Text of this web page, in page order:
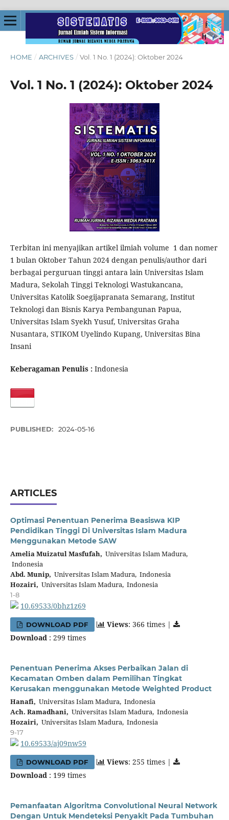
HOME / ARCHIVES / Vol. 1 No. 1 (2024): Oktober 2024
Vol. 1 No. 1 (2024): Oktober 2024
Terbitan ini menyajikan artikel ilmiah volume 1 dan nomer
1 bulan Oktober Tahun 2024 dengan penulis/author dari
berbagai perguruan tinggi antara lain Universitas Islam
Madura, Sekolah Tinggi Teknologi Wastukancana,
Universitas Katolik Soegijapranata Semarang, Institut
Teknologi dan Bisnis Karya Pembangunan Papua,
Universitas Islam Syekh Yusuf, Universitas Graha
Nusantara, STIKOM Uyelindo Kupang, Universitas Bina
Insani
Keberagaman Penulis : Indonesia
PUBLISHED: 2024-05-16
ARTICLES
Optimasi Penentuan Penerima Beasiswa KIP
Pendidikan Tinggi Di Universitas Islam Madura
Menggunakan Metode SAW
Amelia Muizatul Masfufah, Universitas Islam Madura,
Indonesia
Abd. Munip, Universitas Islam Madura, Indonesia
Hozairi, Universitas Islam Madura, Indonesia
1-8
10.69533/0bhz1z69
DOWNLOAD PDF Views: 366 times |
Download: 299 times
Penentuan Penerima Akses Perbaikan Jalan di
Kecamatan Omben dalam Pemilihan Tingkat
Kerusakan menggunakan Metode Weighted Product
Hanafi, Universitas Islam Madura, Indonesia
Ach. Ramadhani, Universitas Islam Madura, Indonesia
Hozairi, Universitas Islam Madura, Indonesia
9-17
10.69533/aj09nw59
DOWNLOAD PDF Views: 255 times |
Download: 199 times
Pemanfaatan Algoritma Convolutional Neural Network
Dengan Untuk Mendeteksi Penyakit Pada Tumbuhan